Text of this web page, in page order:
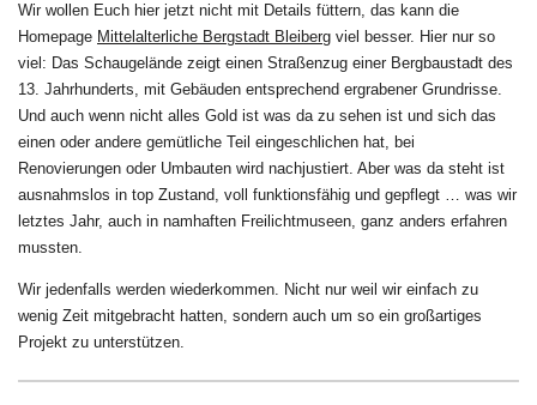
Wir wollen Euch hier jetzt nicht mit Details füttern, das kann die
Homepage Mittelalterliche Bergstadt Bleiberg viel besser. Hier nur so
viel: Das Schaugelände zeigt einen Straßenzug einer Bergbaustadt des
13. Jahrhunderts, mit Gebäuden entsprechend ergrabener Grundrisse.
Und auch wenn nicht alles Gold ist was da zu sehen ist und sich das
einen oder andere gemütliche Teil eingeschlichen hat, bei
Renovierungen oder Umbauten wird nachjustiert. Aber was da steht ist
ausnahmslos in top Zustand, voll funktionsfähig und gepflegt … was wir
letztes Jahr, auch in namhaften Freilichtmuseen, ganz anders erfahren
mussten.
Wir jedenfalls werden wiederkommen. Nicht nur weil wir einfach zu
wenig Zeit mitgebracht hatten, sondern auch um so ein großartiges
Projekt zu unterstützen.